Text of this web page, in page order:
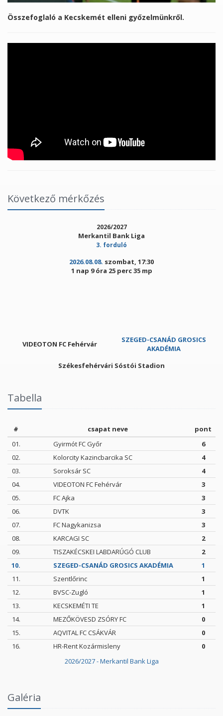
Összefoglaló a Kecskemét elleni győzelmünkről.
Következő mérkőzés
2026/2027
Merkantil Bank Liga
3. forduló
2026.08.08. szombat, 17:30
1 nap 9 óra 25 perc 35 mp
VIDEOTON FC Fehérvár
SZEGED-CSANÁD GROSICS
AKADÉMIA
Székesfehérvári Sóstói Stadion
Tabella
2026/2027 - Merkantil Bank Liga
# csapat neve
pont
01.
Gyirmót FC Győr
6
02.
Kolorcity Kazincbarcika SC
4
03.
Soroksár SC
4
04.
VIDEOTON FC Fehérvár
3
05.
FC Ajka
3
06.
DVTK
3
07.
FC Nagykanizsa
3
08.
KARCAGI SC
2
09.
TISZAKÉCSKEI LABDARÚGÓ CLUB
2
10.
SZEGED-CSANÁD GROSICS AKADÉMIA
1
11.
Szentlőrinc
1
12.
BVSC-Zugló
1
13.
KECSKEMÉTI TE
1
14.
MEZŐKÖVESD ZSÓRY FC
0
15.
AQVITAL FC CSÁKVÁR
0
16.
HR-Rent Kozármisleny 0
Galéria
Fórumban
2026.06.03.